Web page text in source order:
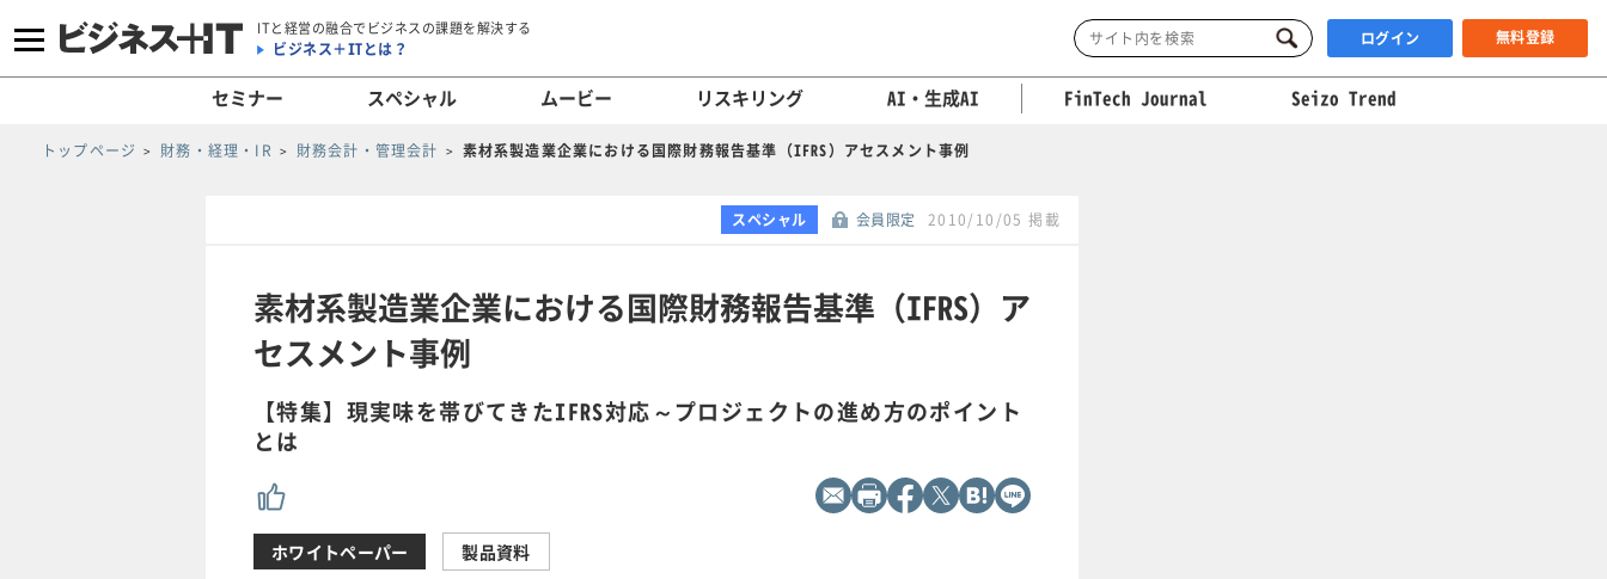
ITと経営の融合でビジネスの課題を解決する
ビジネス＋ITとは？ ログイン 無料登録
セミナー スペシャル ムービー リスキリング AI・生成AI FinTech Journal Seizo Trend
トップページ 財務・経理・IR 財務会計・管理会計 素材系製造業企業における国際財務報告基準（IFRS）アセスメント事例
スペシャル 会員限定 2010/10/05 掲載
素材系製造業企業における国際財務報告基準（IFRS）ア
セスメント事例
【特集】現実味を帯びてきたIFRS対応～プロジェクトの進め方のポイント
とは
ホワイトペーパー 製品資料